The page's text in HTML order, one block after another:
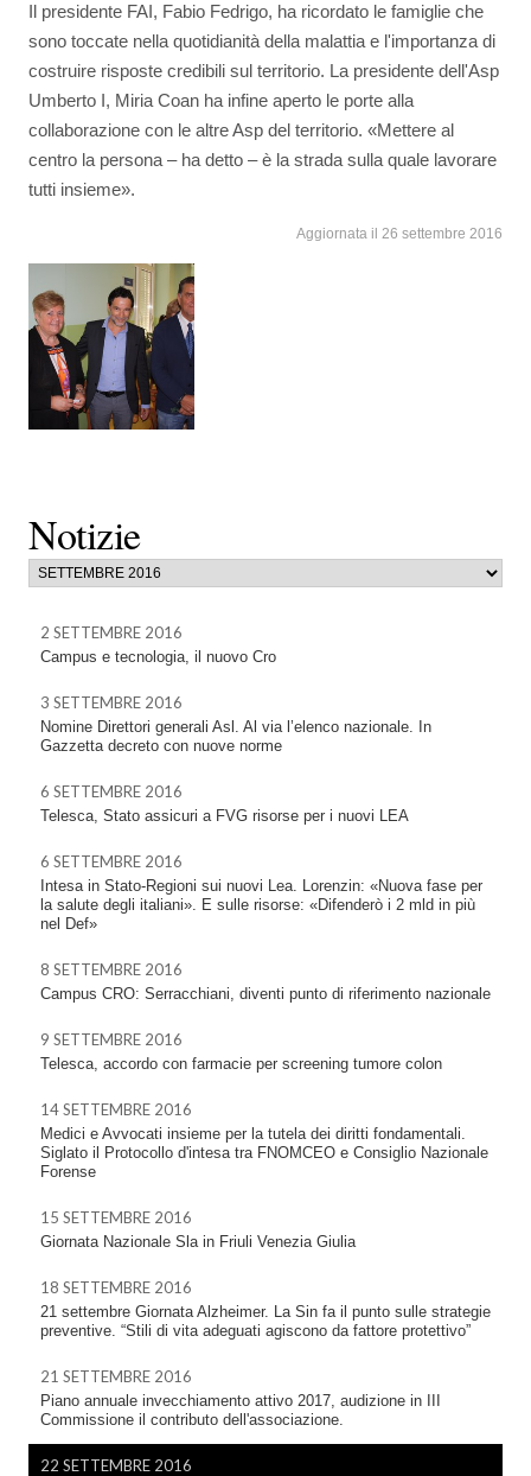
Notizie
2 SETTEMBRE 2016
Campus e tecnologia, il nuovo Cro
3 SETTEMBRE 2016
Nomine Direttori generali Asl. Al via l’elenco nazionale. In
Gazzetta decreto con nuove norme
6 SETTEMBRE 2016
Telesca, Stato assicuri a FVG risorse per i nuovi LEA
6 SETTEMBRE 2016
Intesa in Stato-Regioni sui nuovi Lea. Lorenzin: «Nuova fase per
la salute degli italiani». E sulle risorse: «Difenderò i 2 mld in più
nel Def»
8 SETTEMBRE 2016
Campus CRO: Serracchiani, diventi punto di riferimento nazionale
9 SETTEMBRE 2016
Telesca, accordo con farmacie per screening tumore colon
14 SETTEMBRE 2016
Medici e Avvocati insieme per la tutela dei diritti fondamentali.
Siglato il Protocollo d'intesa tra FNOMCEO e Consiglio Nazionale
Forense
15 SETTEMBRE 2016
Giornata Nazionale Sla in Friuli Venezia Giulia
18 SETTEMBRE 2016
21 settembre Giornata Alzheimer. La Sin fa il punto sulle strategie
preventive. “Stili di vita adeguati agiscono da fattore protettivo”
21 SETTEMBRE 2016
Piano annuale invecchiamento attivo 2017, audizione in III
Commissione il contributo dell'associazione.
22 SETTEMBRE 2016
Il presidente FAI, Fabio Fedrigo, ha ricordato le famiglie che
sono toccate nella quotidianità della malattia e l'importanza di
costruire risposte credibili sul territorio. La presidente dell'Asp
Umberto I, Miria Coan ha infine aperto le porte alla
collaborazione con le altre Asp del territorio. «Mettere al
centro la persona – ha detto – è la strada sulla quale lavorare
tutti insieme».
Aggiornata il 26 settembre 2016